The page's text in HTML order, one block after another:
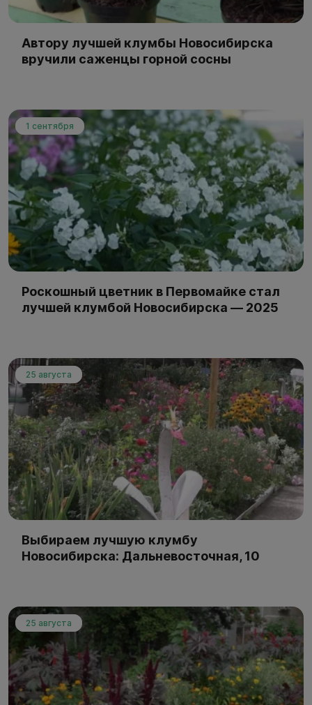
Автору лучшей клумбы Новосибирска
вручили саженцы горной сосны
1 сентября
Роскошный цветник в Первомайке стал
лучшей клумбой Новосибирска — 2025
25 августа
Выбираем лучшую клумбу
Новосибирска: Дальневосточная, 10
25 августа